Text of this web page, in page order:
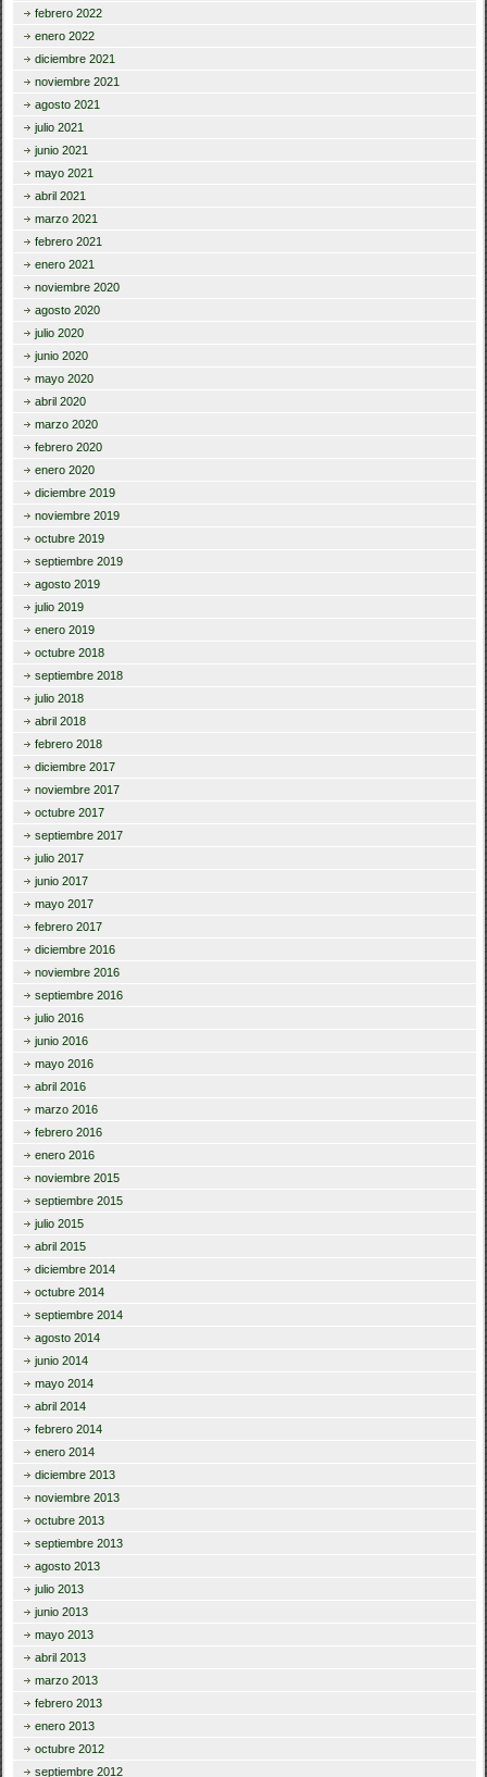
febrero 2022
enero 2022
diciembre 2021
noviembre 2021
agosto 2021
julio 2021
junio 2021
mayo 2021
abril 2021
marzo 2021
febrero 2021
enero 2021
noviembre 2020
agosto 2020
julio 2020
junio 2020
mayo 2020
abril 2020
marzo 2020
febrero 2020
enero 2020
diciembre 2019
noviembre 2019
octubre 2019
septiembre 2019
agosto 2019
julio 2019
enero 2019
octubre 2018
septiembre 2018
julio 2018
abril 2018
febrero 2018
diciembre 2017
noviembre 2017
octubre 2017
septiembre 2017
julio 2017
junio 2017
mayo 2017
febrero 2017
diciembre 2016
noviembre 2016
septiembre 2016
julio 2016
junio 2016
mayo 2016
abril 2016
marzo 2016
febrero 2016
enero 2016
noviembre 2015
septiembre 2015
julio 2015
abril 2015
diciembre 2014
octubre 2014
septiembre 2014
agosto 2014
junio 2014
mayo 2014
abril 2014
febrero 2014
enero 2014
diciembre 2013
noviembre 2013
octubre 2013
septiembre 2013
agosto 2013
julio 2013
junio 2013
mayo 2013
abril 2013
marzo 2013
febrero 2013
enero 2013
octubre 2012
septiembre 2012